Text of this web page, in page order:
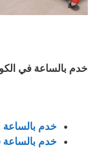
خدم بالساعة في
خدم
خدم